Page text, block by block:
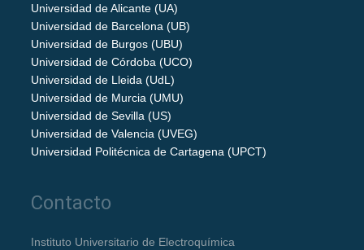
Universidad de Alicante (UA)
Universidad de Barcelona (UB)
Universidad de Burgos (UBU)
Universidad de Córdoba (UCO)
Universidad de Lleida (UdL)
Universidad de Murcia (UMU)
Universidad de Sevilla (US)
Universidad de Valencia (UVEG)
Universidad Politécnica de Cartagena (UPCT)
Contacto
Instituto Universitario de Electroquímica